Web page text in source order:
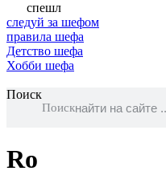
спешл
следуй за шефом
правила шефа
Детство шефа
Хобби шефа
Поиск
Поиск
Rо